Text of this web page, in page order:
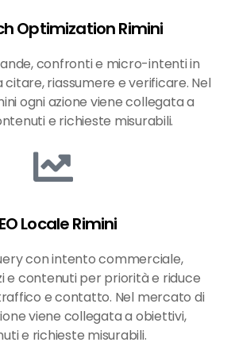
Optimization Rimini
confronti e micro-intenti in
riassumere e verificare. Nel
ogni azione viene collegata a
e richieste misurabili.
Locale Rimini
con intento commerciale,
e contenuti per priorità e riduce
e contatto. Nel mercato di
viene collegata a obiettivi,
e richieste misurabili.